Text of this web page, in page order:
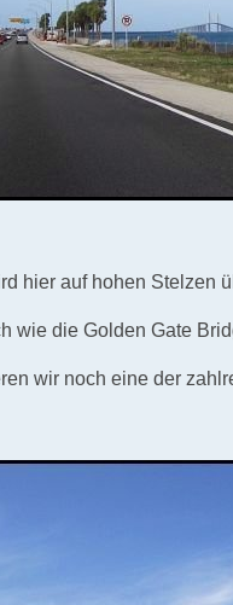
hier auf hohen Stelzen
wie die Golden Gate
wir noch eine der